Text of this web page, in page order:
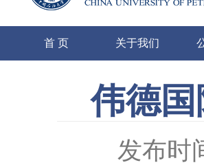
首 页 关于我们
伟德国
发布时